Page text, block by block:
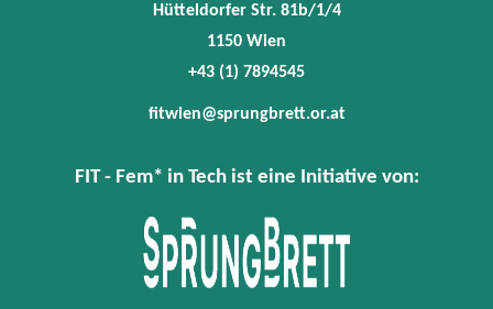
Hütteldorfer Str. 81b/1/4
1150 Wien
+43 (1) 7894545
fitwien@sprungbrett.or.at
FIT - Fem* in Tech ist eine Initiative von: